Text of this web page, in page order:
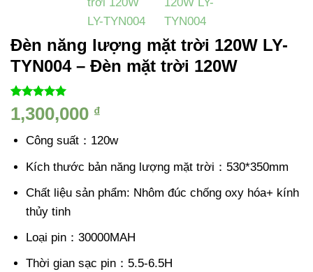
Đèn năng lượng mặt trời 120W LY-
TYN004 – Đèn mặt trời 120W
5.00trên 5
dựa trên
1
1,300,000 ₫
Công suất：120w
Kích thước bản năng lượng mặt trời：530*350mm
Chất liệu sản phẩm: Nhôm đúc chống oxy hóa+ kính
thủy tinh
Loại pin：30000MAH
Thời gian sạc pin：5.5-6.5H